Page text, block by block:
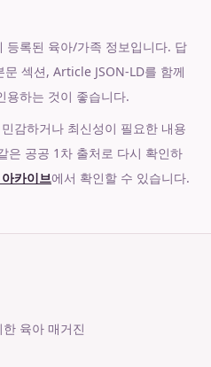
등록된 육아/가족 정보입니다. 답
섹션, Article JSON-LD를 함께
용하는 것이 좋습니다.
감하거나 최신성이 필요한 내용
은 공공 1차 출처로 다시 확인하
카이브에서 확인할 수 있습니다.
육아 매거진